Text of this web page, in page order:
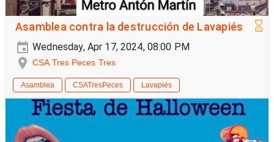
Asamblea contra la destrucción de Lavapiés
Wednesday, Apr 17, 2024, 08:00 PM
CSA Tres Peces Tres
Asamblea CSATresPeces Lavapiés